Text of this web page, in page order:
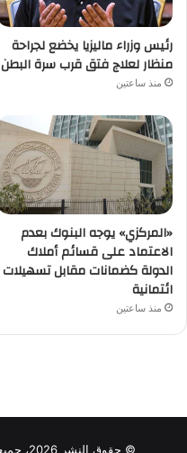
رئيس وزراء ماليزيا يخضع لجراحة
منظار لعلاج فتق قرب سرة البطن
منذ ساعتين
«المركزي» يوجه البنوك بعدم
الاعتماد على قسائم أملاك
الدولة كضمانات مقابل تسهيلات
ائتمانية
منذ ساعتين
© حقوق النشر 2026، جميع الحقوق محفوظة |